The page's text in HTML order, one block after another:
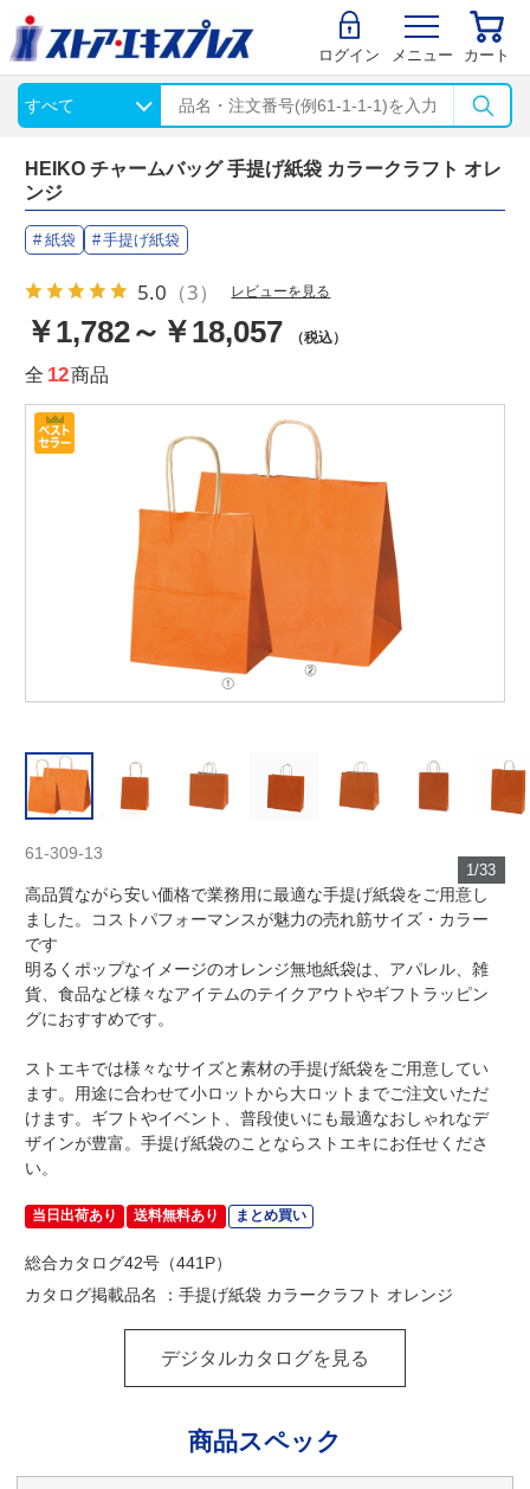
ログイン メニュー カート
HEIKO チャームバッグ 手提げ紙袋 カラークラフト オレ
ンジ
紙袋 手提げ紙袋
5.0 （3） レビューを見る
￥1,782～￥18,057 （税込）
全 12商品
1/33
61-309-13
高品質ながら安い価格で業務用に最適な手提げ紙袋をご用意し
ました。コストパフォーマンスが魅力の売れ筋サイズ・カラー
です
明るくポップなイメージのオレンジ無地紙袋は、アパレル、雑
貨、食品など様々なアイテムのテイクアウトやギフトラッピン
グにおすすめです。
ストエキでは様々なサイズと素材の手提げ紙袋をご用意してい
ます。用途に合わせて小ロットから大ロットまでご注文いただ
けます。ギフトやイベント、普段使いにも最適なおしゃれなデ
ザインが豊富。手提げ紙袋のことならストエキにお任せくださ
い。
当日出荷あり 送料無料あり まとめ買い
総合カタログ42号（441P）
カタログ掲載品名 ：手提げ紙袋 カラークラフト オレンジ
デジタルカタログを見る
商品スペック